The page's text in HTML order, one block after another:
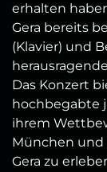
erhalten
Gera bereits
(Klavier) und
Das Konzert
hochbegabte
ihrem
München und
Gera zu